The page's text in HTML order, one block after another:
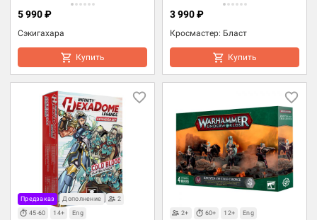
Сэкигахара
5 990 ₽
Купить
Кросмастер: Бласт
3 990 ₽
Купить
Предзаказ Дополнение
2
45-60
14+ Eng 2+ 60+ 12+ Eng